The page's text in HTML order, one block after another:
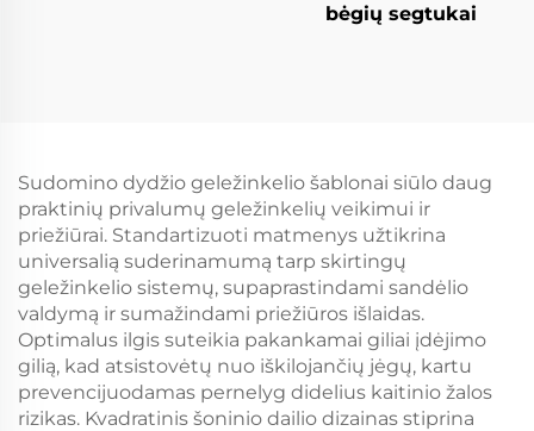
bėgių segtukai
Sudomino dydžio geležinkelio šablonai siūlo daug
praktinių privalumų geležinkelių veikimui ir
priežiūrai. Standartizuoti matmenys užtikrina
universalią suderinamumą tarp skirtingų
geležinkelio sistemų, supaprastindami sandėlio
valdymą ir sumažindami priežiūros išlaidas.
Optimalus ilgis suteikia pakankamai giliai įdėjimo
gilią, kad atsistovėtų nuo iškilojančių jėgų, kartu
prevencijuodamas pernelyg didelius kaitinio žalos
rizikas. Kvadratinis šoninio dailio dizainas stiprina